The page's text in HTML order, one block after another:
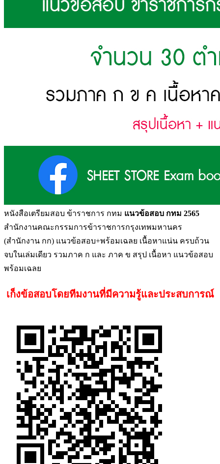
หนังสือเตรียมสอบ ข้าราชการ กทม แนวข้อสอบ กทม 2565
สำนักงานคณะกรรมการข้าราชการกรุงเทพมหานคร
(สำนักงาน กก) แนวข้อสอบ+พร้อมเฉลย เนื้อหาแน่น ครบถ้วน
จบในเล่มเดียว รวมภาค ก และ ภาค ข สรุป เนื้อหา แนวข้อสอบ
พร้อมเฉลย
เก็งข้อสอบโดยทีมงานที่มีความรู้และประสบการณ์